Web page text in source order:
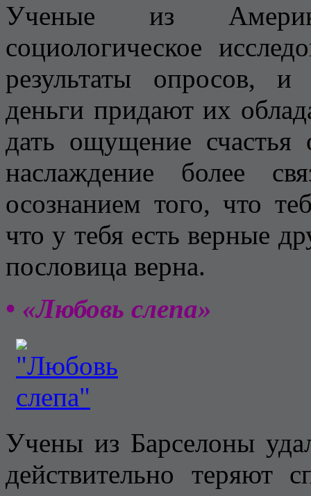
Ученые из
социологическое
результаты опросов, и
деньги придают их
дать ощущение
наслаждение более
осознанием того, что
что у тебя есть верные
пословица верна.
• «Любовь слепа»
Учены из Барселоны
действительно теряют